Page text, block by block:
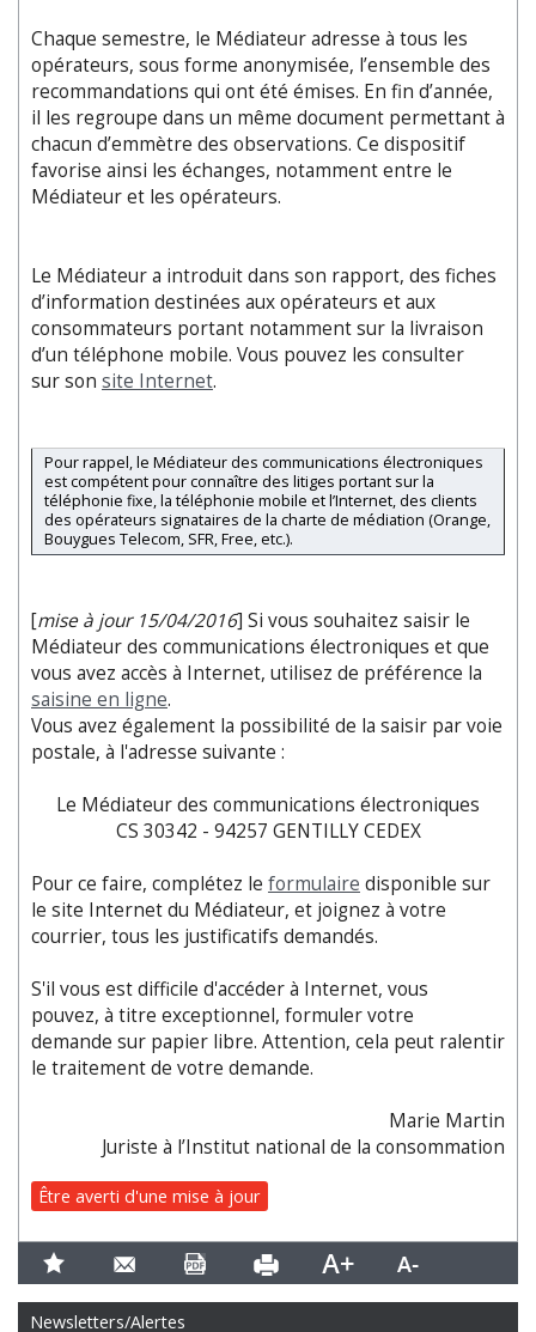
Chaque semestre, le Médiateur adresse à tous les
opérateurs, sous forme anonymisée, l’ensemble des
recommandations qui ont été émises. En fin d’année,
il les regroupe dans un même document permettant à
chacun d’emmètre des observations. Ce dispositif
favorise ainsi les échanges, notamment entre le
Médiateur et les opérateurs.
Le Médiateur a introduit dans son rapport, des fiches
d’information destinées aux opérateurs et aux
consommateurs portant notamment sur la livraison
d’un téléphone mobile. Vous pouvez les consulter
sur son site Internet.
Pour rappel, le Médiateur des communications électroniques
est compétent pour connaître des litiges portant sur la
téléphonie fixe, la téléphonie mobile et l’Internet, des clients
des opérateurs signataires de la charte de médiation (Orange,
Bouygues Telecom, SFR, Free, etc.).
[mise à jour 15/04/2016] Si vous souhaitez saisir le
Médiateur des communications électroniques et que
vous avez accès à Internet, utilisez de préférence la
saisine en ligne.
Vous avez également la possibilité de la saisir par voie
postale, à l'adresse suivante :
Le Médiateur des communications électroniques
CS 30342 - 94257 GENTILLY CEDEX
Pour ce faire, complétez le formulaire disponible sur
le site Internet du Médiateur, et joignez à votre
courrier, tous les justificatifs demandés.
S'il vous est difficile d'accéder à Internet, vous
pouvez, à titre exceptionnel, formuler votre
demande sur papier libre. Attention, cela peut ralentir
le traitement de votre demande.
Marie Martin
Juriste à l’Institut national de la consommation
Être averti d'une mise à jour
Newsletters/Alertes